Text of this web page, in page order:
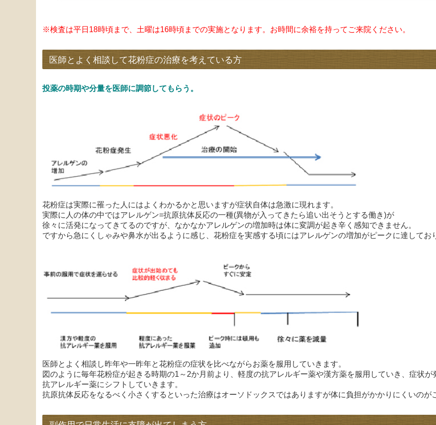
※検査は平日18時頃まで、土曜は16時頃までの実施となります。お時間に余裕を持ってご来院ください。
医師とよく相談して花粉症の治療を考えている方
投薬の時期や分量を医師に調節してもらう。
花粉症は実際に罹った人にはよくわかるかと思いますが症状自体は急激に現れます。
実際に人の体の中ではアレルゲン=抗原抗体反応の一種(異物が入ってきたら追い出そうとする働き)が
徐々に活発になってきてるのですが、なかなかアレルゲンの増加時は体に変調が起き辛く感知できません。
ですから急にくしゃみや鼻水が出るように感じ、花粉症を実感する頃にはアレルゲンの増加がピークに達して
医師とよく相談し昨年や一昨年と花粉症の症状を比べながらお薬を服用していきます。
図のように毎年花粉症が起きる時期の1～2か月前より、軽度の抗アレルギー薬や漢方薬を服用していき、症状
抗アレルギー薬にシフトしていきます。
抗原抗体反応をなるべく小さくするといった治療はオーソドックスではありますが体に負担がかかりにくいのが